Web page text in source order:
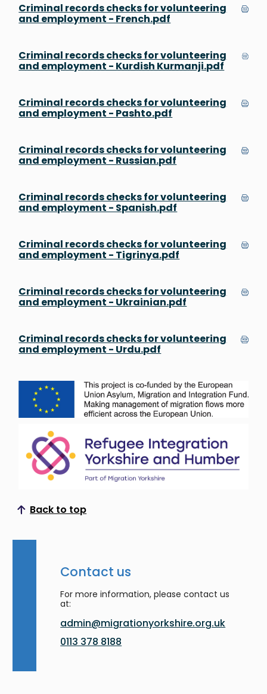
Criminal records checks for volunteering
and employment - French.pdf
Criminal records checks for volunteering
and employment - Kurdish Kurmanji.pdf
Criminal records checks for volunteering
and employment - Pashto.pdf
Criminal records checks for volunteering
and employment - Russian.pdf
Criminal records checks for volunteering
and employment - Spanish.pdf
Criminal records checks for volunteering
and employment - Tigrinya.pdf
Criminal records checks for volunteering
and employment - Ukrainian.pdf
Criminal records checks for volunteering
and employment - Urdu.pdf
Back to top
Scroll to top
Contact us
For more information, please contact us
at:
admin@migrationyorkshire.org.uk
0113 378 8188